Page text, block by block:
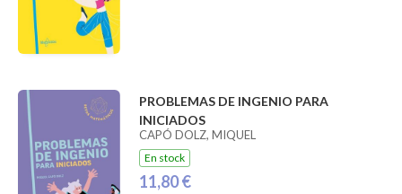
PROBLEMAS DE INGENIO PARA
INICIADOS
CAPÓ DOLZ, MIQUEL
En stock
11,80 €